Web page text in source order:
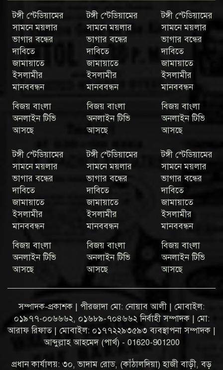
টঙ্গী স্টেডিয়ামের
সামনে ময়লার
ভাগার বন্ধের
দাবিতে
জামায়াতে
ইসলামীর
মানববন্ধন
বিজয় বাংলা
অনলাইন টিভি
আসছে
টঙ্গী স্টেডিয়ামের
সামনে ময়লার
ভাগার বন্ধের
দাবিতে
জামায়াতে
ইসলামীর
মানববন্ধন
বিজয় বাংলা
অনলাইন টিভি
আসছে
টঙ্গী স্টেডিয়ামের
সামনে ময়লার
ভাগার বন্ধের
দাবিতে
জামায়াতে
ইসলামীর
মানববন্ধন
বিজয় বাংলা
অনলাইন টিভি
আসছে
টঙ্গী স্টেডিয়ামের
সামনে ময়লার
ভাগার বন্ধের
দাবিতে
জামায়াতে
ইসলামীর
মানববন্ধন
বিজয় বাংলা
অনলাইন টিভি
আসছে
টঙ্গী স্টেডিয়ামের
সামনে ময়লার
ভাগার বন্ধের
দাবিতে
জামায়াতে
ইসলামীর
মানববন্ধন
বিজয় বাংলা
অনলাইন টিভি
আসছে
টঙ্গী স্টেডিয়ামের
সামনে ময়লার
ভাগার বন্ধের
দাবিতে
জামায়াতে
ইসলামীর
মানববন্ধন
বিজয় বাংলা
অনলাইন টিভি
আসছে
সম্পাদক-প্রকাশক | পীরজাদা মো: নোয়াব আলী | মোবাইল:
০১৯৭৭-০০৬৬৬২, ০১৬৮৯-৭০৪৬৬২ নির্বাহী সম্পাদক | মো:
আরাফ রিফাত | মোবাইল: ০১৭৭২২৯৩৫৯৩ ব্যবস্থাপনা সম্পাদক |
আব্দুল্লাহ আহমেদ (পার্থ) - 01620-901200
প্রধান কার্যালয়: ৩০, ভাদাম রোড, (কাঁঠালদিয়া) হাজী বাড়ী, বড়